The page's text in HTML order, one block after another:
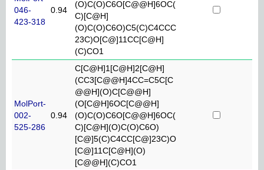
046-
423-318
0.94
(O)C(O)C6O[C@@H]6OC(
C)[C@H]
(O)C(O)C6O)C5(C)C4CCC
23C)O[C@]11CC[C@H]
(C)CO1
MolPort-
002-
525-286
0.94
C[C@H]1[C@H]2[C@H]
(CC3[C@@H]4CC=C5C[C
@@H](O)C[C@@H]
(O[C@H]6OC[C@@H]
(O)C(O)C6O[C@@H]6OC(
C)[C@H](O)C(O)C6O)
[C@]5(C)C4CC[C@]23C)O
[C@]11C[C@H](O)
[C@@H](C)CO1